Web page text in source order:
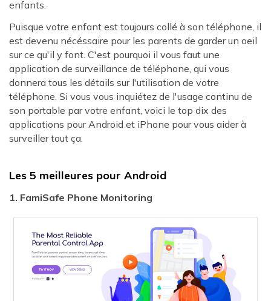
enfants.
Puisque votre enfant est toujours collé à son téléphone, il
est devenu nécéssaire pour les parents de garder un oeil
sur ce qu'il y font. C'est pourquoi il vous faut une
application de surveillance de téléphone, qui vous
donnera tous les détails sur l'utilisation de votre
téléphone. Si vous vous inquiétez de l'usage continu de
son portable par votre enfant, voici le top dix des
applications pour Android et iPhone pour vous aider à
surveiller tout ça.
Les 5 meilleures pour Android
1. FamiSafe Phone Monitoring